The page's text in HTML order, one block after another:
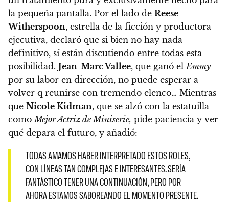
la pequeña pantalla. Por el lado de Reese
Witherspoon, estrella de la ficción y productora
ejecutiva, declaró que si bien no hay nada
definitivo, sí están discutiendo entre todas esta
posibilidad. Jean-Marc Vallee, que ganó el Emmy
por su labor en dirección, no puede esperar a
volver q reunirse con tremendo elenco… Mientras
que Nicole Kidman, que se alzó con la estatuilla
como Mejor Actriz de Miniserie, pide paciencia y ver
qué depara el futuro, y añadió:
TODAS AMAMOS HABER INTERPRETADO ESTOS ROLES,
CON LÍNEAS TAN COMPLEJAS E INTERESANTES. SERÍA
FANTÁSTICO TENER UNA CONTINUACIÓN, PERO POR
AHORA ESTAMOS SABOREANDO EL MOMENTO PRESENTE.